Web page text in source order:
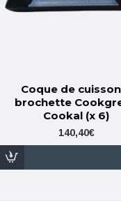
Coque de
brochette
Cookal (x 6)
140,40€